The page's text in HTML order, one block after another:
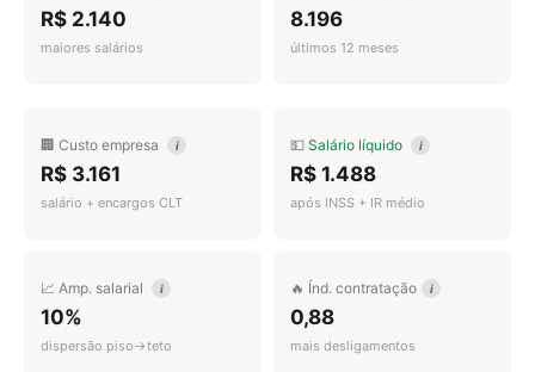
R$ 2.140
maiores salários
8.196
últimos 12 meses
🏢 Custo empresa i
R$ 3.161
salário + encargos CLT
💵 Salário líquido i
R$ 1.488
após INSS + IR médio
📈 Amp. salarial i
10%
dispersão piso→teto
🔥 Índ. contratação i
0,88
mais desligamentos